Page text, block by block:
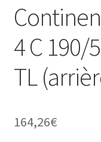
4 C 190/
TL
164,26€